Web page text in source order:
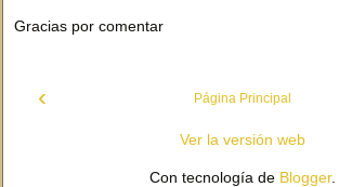
Gracias por comentar
‹ Página Principal
Ver la versión web
Con tecnología de Blogger.